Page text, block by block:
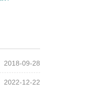
2018-09-28
2022-12-22